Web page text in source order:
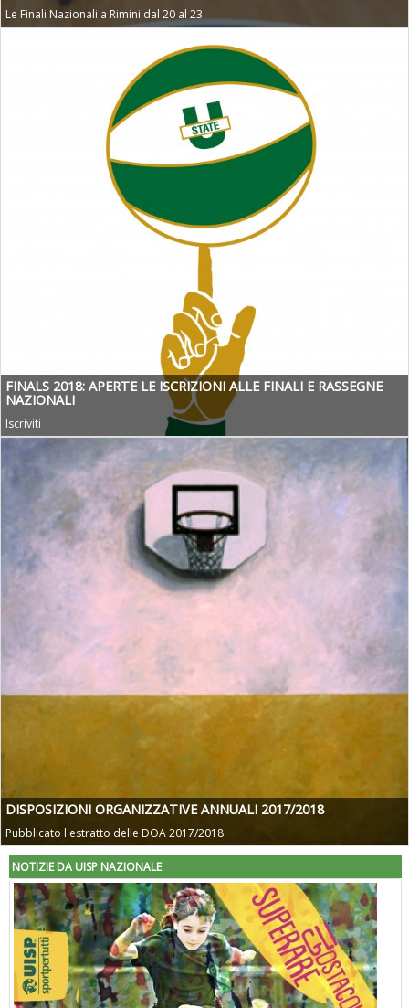
Le Finali Nazionali a Rimini dal 20 al 23
FINALS 2018: APERTE LE ISCRIZIONI ALLE FINALI E RASSEGNE
NAZIONALI
Iscriviti
DISPOSIZIONI ORGANIZZATIVE ANNUALI 2017/2018
Pubblicato l'estratto delle DOA 2017/2018
NOTIZIE DA UISP NAZIONALE